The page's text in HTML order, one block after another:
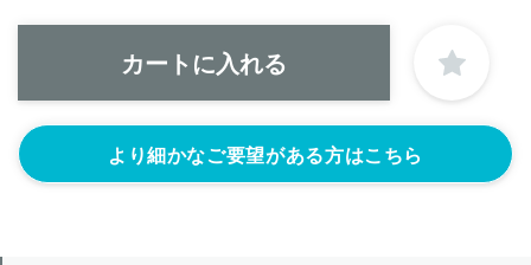
より細かなご要望がある方はこちら